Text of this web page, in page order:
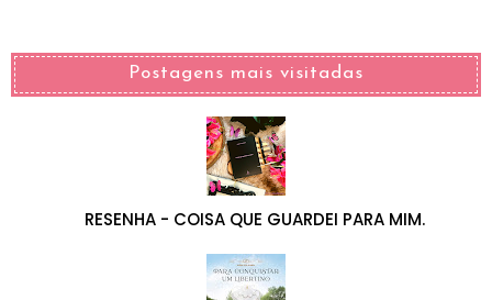
Postagens mais visitadas
RESENHA - COISA QUE GUARDEI PARA MIM.